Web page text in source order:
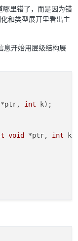
里错了，而是因为错
和类型展开里看出主
息开始用层级结构展
*ptr, int k) ;
void *ptr, int k)